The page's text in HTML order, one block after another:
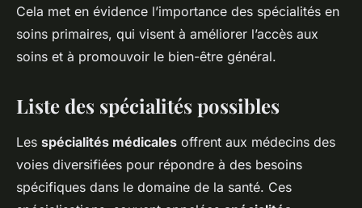
Cela met en évidence l’importance des spécialités en
soins primaires, qui visent à améliorer l’accès aux
soins et à promouvoir le bien-être général.
Liste des spécialités possibles
Les spécialités médicales offrent aux médecins des
voies diversifiées pour répondre à des besoins
spécifiques dans le domaine de la santé. Ces